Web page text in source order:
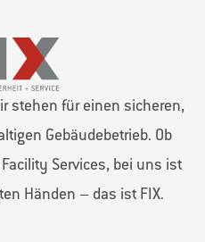
stehen für einen sicheren,
Gebäudebetrieb. Ob
Services, bei uns ist
Händen – das ist FIX.